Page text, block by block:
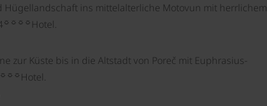
Hügellandschaft ins mittelalterliche Motovun mit herrlichem
☼☼☼☼ Hotel.
zur Küste bis in die Altstadt von Poreč mit Euphrasius-
Hotel.